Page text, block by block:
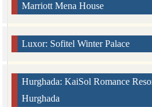
Marriott Mena House
Luxor: Sofitel Winter Palace
Hurghada: KaiSol Romance
Hurghada